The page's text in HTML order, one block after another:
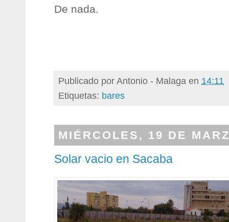
De nada.
Publicado porAntonio - Malaga en 14:11
Etiquetas: bares
MIÉRCOLES, 19 DE
Solar vacio en Sacaba